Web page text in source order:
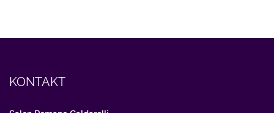
KONTAKT